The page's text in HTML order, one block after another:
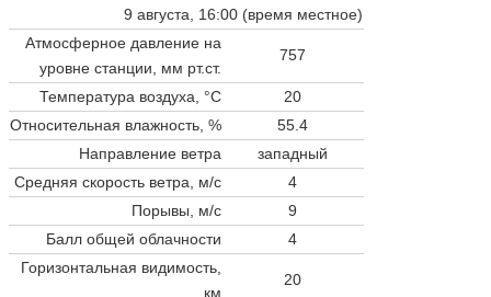
9 августа, 16:00 (время местное)
Атмосферное давление на
уровне станции, мм рт.ст.
757
Температура воздуха, °C
20
Относительная влажность, %
55.4
Направление ветра
западный
Средняя скорость ветра, м/с
4
Порывы, м/с
9
Балл общей облачности
4
Горизонтальная видимость,
км
20